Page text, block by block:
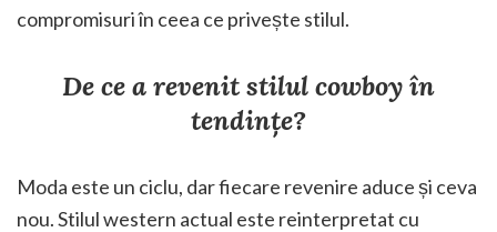
compromisuri în ceea ce privește stilul.
De ce a revenit stilul cowboy în
tendințe?
Moda este un ciclu, dar fiecare revenire aduce și ceva
nou. Stilul western actual este reinterpretat cu